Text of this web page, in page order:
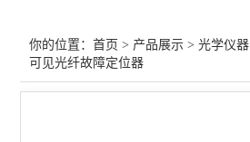
激光校准
你的位置：首页 > 产品展示 >光学仪器
可见光纤故障定位器